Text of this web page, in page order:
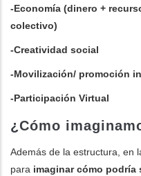
-Economía (dinero +
colectivo)
-Creatividad social
-Movilización/ promoción
-Participación Virtual
¿Cómo
Además de la estructura, en
para imaginar cómo podría